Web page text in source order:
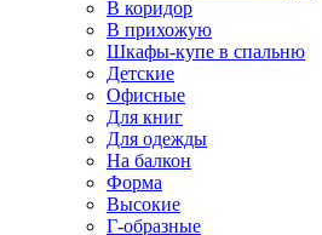
В коридор
В прихожую
Шкафы-купе в спальню
Детские
Офисные
Для книг
Для одежды
На балкон
Форма
Высокие
Г-образные